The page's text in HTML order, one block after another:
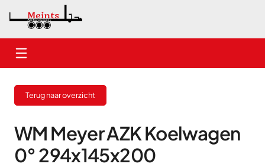
Nieuwe aanhangwagens
Gebruikte aanhangwagens
Verhuur
Terug naar overzicht
WM Meyer AZK Koelwagen
0° 294x145x200